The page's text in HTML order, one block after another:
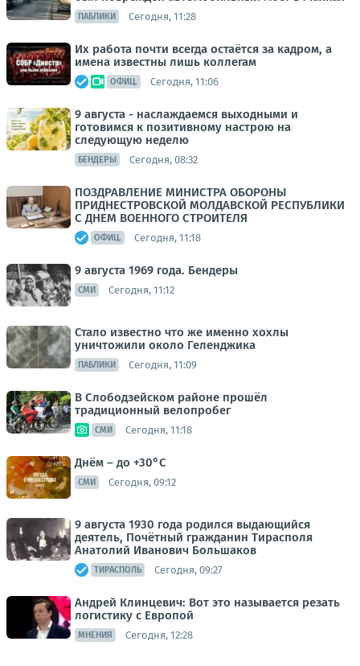
ПАБЛИКИ Сегодня, 11:28
Их работа почти всегда остаётся за кадром, а
имена известны лишь коллегам
ОФИЦ. Сегодня, 11:06
9 августа - наслаждаемся выходными и
готовимся к позитивному настрою на
следующую неделю
БЕНДЕРЫ Сегодня, 08:32
ПОЗДРАВЛЕНИЕ МИНИСТРА ОБОРОНЫ
ПРИДНЕСТРОВСКОЙ МОЛДАВСКОЙ РЕСПУБЛИКИ
С ДНЕМ ВОЕННОГО СТРОИТЕЛЯ
ОФИЦ. Сегодня, 11:18
9 августа 1969 года. Бендеры
СМИ Сегодня, 11:12
Стало известно что же именно хохлы
уничтожили около Геленджика
ПАБЛИКИ Сегодня, 11:09
В Слободзейском районе прошёл
традиционный велопробег
СМИ Сегодня, 11:18
Днём – до +30°С
СМИ Сегодня, 09:12
9 августа 1930 года родился выдающийся
деятель, Почётный гражданин Тирасполя
Анатолий Иванович Большаков
ТИРАСПОЛЬ Сегодня, 09:27
Андрей Клинцевич: Вот это называется резать
логистику с Европой
МНЕНИЯ Сегодня, 12:28